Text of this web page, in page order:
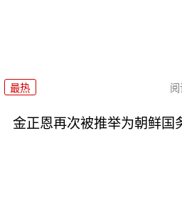
最热
金正恩再次被推举为朝鲜国